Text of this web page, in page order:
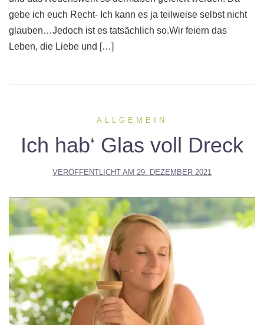
gebe ich euch Recht- Ich kann es ja teilweise selbst nicht
glauben…Jedoch ist es tatsächlich so.Wir feiern das
Leben, die Liebe und […]
ALLGEMEIN
Ich hab‘ Glas voll Dreck
VERÖFFENTLICHT AM 29. DEZEMBER 2021